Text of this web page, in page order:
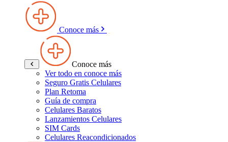
Conoce más
Conoce más
Ver todo en conoce más
Seguro Gratis Celulares
Plan Retoma
Guía de compra
Celulares Baratos
Lanzamientos Celulares
SIM Cards
Celulares Reacondicionados